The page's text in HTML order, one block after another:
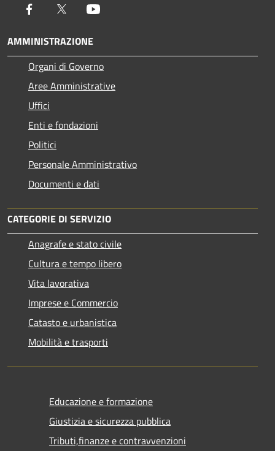
Facebook Twitter
AMMINISTRAZIONE
Organi di Governo
Aree Amministrative
Uffici
Enti e fondazioni
Politici
Personale Amministrativo
Documenti e dati
CATEGORIE DI SERVIZIO
Anagrafe e stato civile
Cultura e tempo libero
Vita lavorativa
Imprese e Commercio
Catasto e urbanistica
Mobilità e trasporti
Educazione e formazione
Giustizia e sicurezza pubblica
Tributi,finanze e contravvenzioni